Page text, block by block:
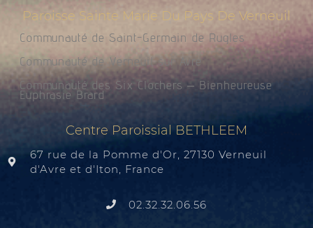
Paroisse Sainte Marie Du Pays De Verneuil
Communauté de Saint-Germain de Rugles
Communauté de Verneuil sur Avre
Communauté des Six Clochers – Bienheureuse
Euphrasie Brard
Centre Paroissial BETHLEEM
67 rue de la Pomme d'Or, 27130 Verneuil
d'Avre et d'Iton, France
02.32.32.06.56